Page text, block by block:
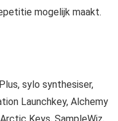
mogelijk maakt.
sylo synthesiser,
Launchkey, Alchemy